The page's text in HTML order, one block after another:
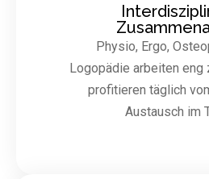
Physio, Ergo,
Logopädie arbeiten eng
profitieren täglich
Austausch im